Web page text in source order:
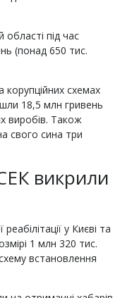
області під час
(понад 650 тис.
схемах
18,5 млн гривень
виробів. Також
свого сина три
викрили
у Києві та
1 млн 320 тис.
встановлення